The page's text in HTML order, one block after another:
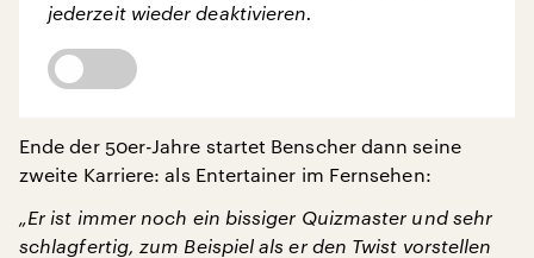
jederzeit wieder deaktivieren.
Ende der 50er-Jahre startet Benscher dann seine
zweite Karriere: als Entertainer im Fernsehen:
„Er ist immer noch ein bissiger Quizmaster und sehr
schlagfertig, zum Beispiel als er den Twist vorstellen